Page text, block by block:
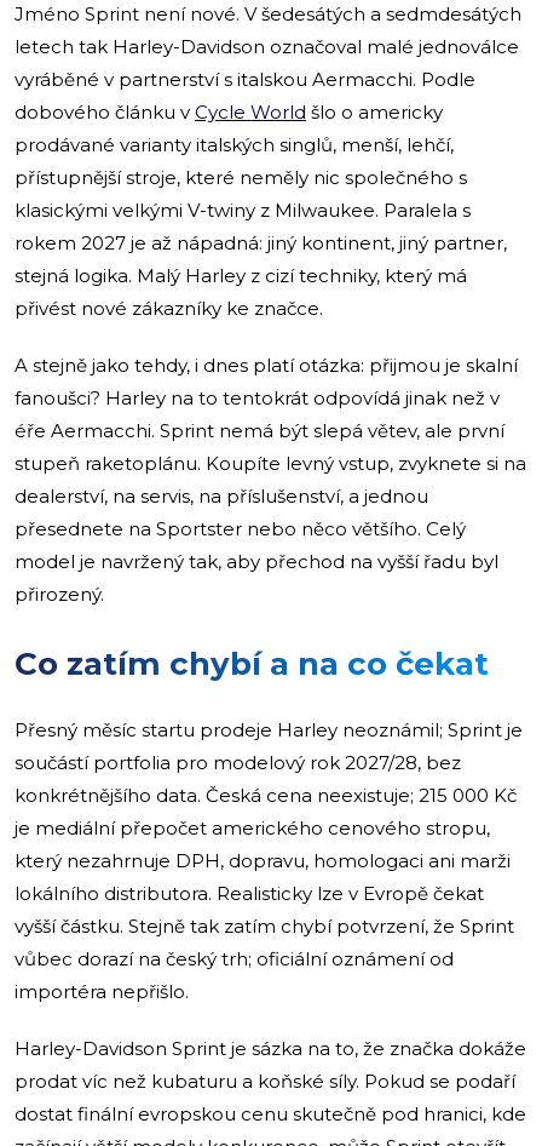
Jméno Sprint není nové. V šedesátých a sedmdesátých
letech tak Harley-Davidson označoval malé jednoválce
vyráběné v partnerství s italskou Aermacchi. Podle
dobového článku v Cycle World šlo o americky
prodávané varianty italských singlů, menší, lehčí,
přístupnější stroje, které neměly nic společného s
klasickými velkými V-twiny z Milwaukee. Paralela s
rokem 2027 je až nápadná: jiný kontinent, jiný partner,
stejná logika. Malý Harley z cizí techniky, který má
přivést nové zákazníky ke značce.
A stejně jako tehdy, i dnes platí otázka: přijmou je skalní
fanoušci? Harley na to tentokrát odpovídá jinak než v
éře Aermacchi. Sprint nemá být slepá větev, ale první
stupeň raketoplánu. Koupíte levný vstup, zvyknete si na
dealerství, na servis, na příslušenství, a jednou
přesednete na Sportster nebo něco většího. Celý
model je navržený tak, aby přechod na vyšší řadu byl
přirozený.
Co zatím chybí a na co čekat
Přesný měsíc startu prodeje Harley neoznámil; Sprint je
součástí portfolia pro modelový rok 2027/28, bez
konkrétnějšího data. Česká cena neexistuje; 215 000 Kč
je mediální přepočet amerického cenového stropu,
který nezahrnuje DPH, dopravu, homologaci ani marži
lokálního distributora. Realisticky lze v Evropě čekat
vyšší částku. Stejně tak zatím chybí potvrzení, že Sprint
vůbec dorazí na český trh; oficiální oznámení od
importéra nepřišlo.
Harley-Davidson Sprint je sázka na to, že značka dokáže
prodat víc než kubaturu a koňské síly. Pokud se podaří
dostat finální evropskou cenu skutečně pod hranici, kde